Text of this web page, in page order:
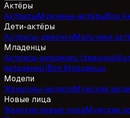
Актёры
АктрисыМужчины-актёрыВсе
Дети-актёры
Актрисы-девочкиМальчики
Младенцы
Актриса-младенец (девочка)
(младенец)Все Младенцы
Модели
Женщины-моделиМужские
Новые лица
Женские новые лицаМужские